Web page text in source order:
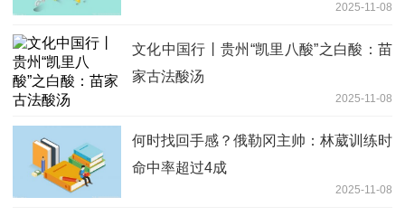
2025-11-08
文化中国行丨贵州“凯里八酸”之白酸：苗
家古法酸汤
2025-11-08
何时找回手感？俄勒冈主帅：林葳训练时
命中率超过4成
2025-11-08